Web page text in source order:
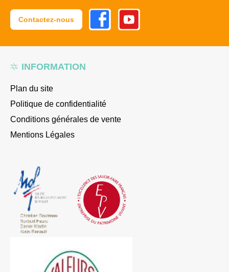
INFORMATION
Plan du site
Politique de confidentialité
Conditions générales de vente
Mentions Légales
Contactez-nous
FacebookYoutube